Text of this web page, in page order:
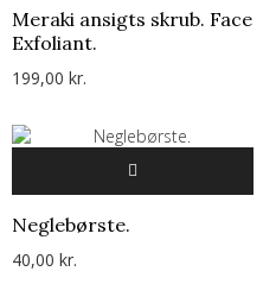
Meraki ansigts skrub. Face
Exfoliant.
199,00 kr.
Neglebørste.
40,00 kr.